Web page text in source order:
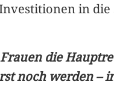
in die
die
noch werden –